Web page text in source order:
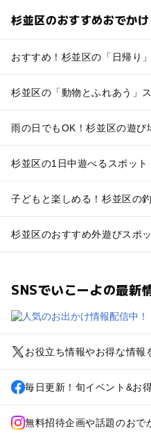
杉並区のおすすめおでかけ
おすすめ！杉並区の「日帰り
杉並区の「動物とふれあう」
雨の日でもOK！杉並区の遊び
杉並区の1日中遊べるスポット
子どもと楽しめる！杉並区の
杉並区のおすすめ外遊びスポ
SNSでいこーよの最新
お役立ち情報やお得な情報
毎日更新！旬イベント&お
無料招待企画や話題のおで